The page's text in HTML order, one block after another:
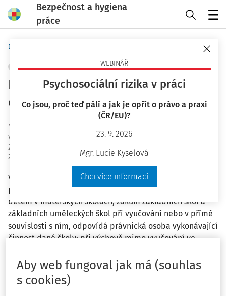
Bezpečnost a hygiena
práce
WEBINÁŘ
Psychosociální rizika v práci
Co jsou, proč teď pálí a jak je opřít o právo a praxi
(ČR/EU)?
23. 9. 2026
Mgr. Lucie Kyselová
Chci více informací
Domů
PRACOVNÍ PRÁVO + PŘIDAT VLASTNÍ
Několik poznámek k
odškodňování školních úrazů
Vydáno
23 minut čtení
Zdroj
Bezpečnost a hygiena práce 7-8/2024
V přechodných a závěrečných ustanoveních zákoníku
práce je mimo jiné stanoveno, že za škodu, která vznikla
dětem v mateřských školách, žákům základních škol a
základních uměleckých škol při vyučování nebo v přímé
souvislosti s ním, odpovídá právnická osoba vykonávající
činnost dané školy; při výchově mimo vyučování ve
za škodu právnická osoba vykonávající činnost daného
školského zařízení.
Aby web fungoval jak má (souhlas
s cookies)